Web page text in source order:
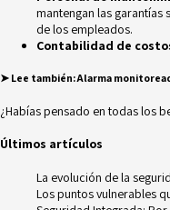
mantengan las
de los empleados.
Contabilidad de
➤ Lee también:Alarma
¿Habías pensado en todas los
Últimos artículos
La evolución de la
Los puntos vulnerables